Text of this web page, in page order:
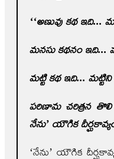
‘‘అణువు కథ ఇది...
మనసు కథనం ఇది...
మట్టి కథ ఇది...
పరిణామ చరిత్రన తొలి
నేను’ యౌగిక
‘నేను’ యౌగిక